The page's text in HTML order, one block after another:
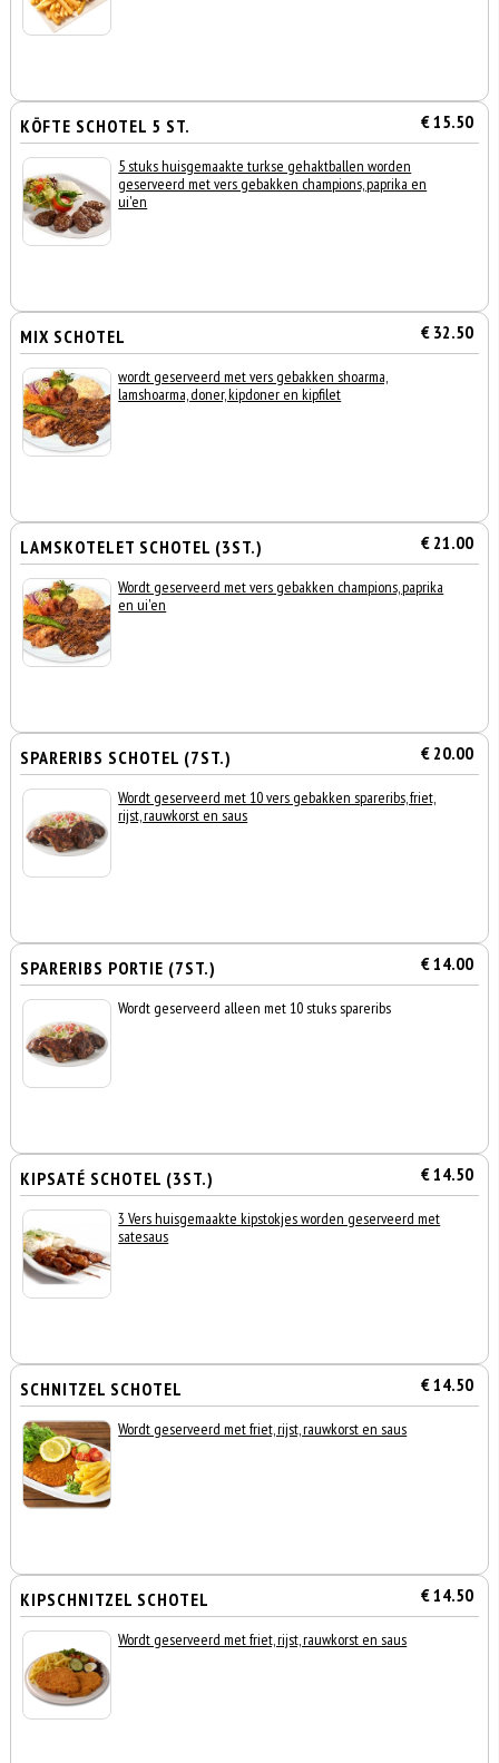
KÖFTE SCHOTEL 5 ST. € 15.50
5 stuks huisgemaakte turkse gehaktballen worden
geserveerd met vers gebakken champions, paprika en
ui'en
MIX SCHOTEL € 32.50
wordt geserveerd met vers gebakken shoarma,
lamshoarma, doner, kipdoner en kipfilet
LAMSKOTELET SCHOTEL (3ST.) € 21.00
Wordt geserveerd met vers gebakken champions, paprika
en ui'en
SPARERIBS SCHOTEL (7ST.) € 20.00
Wordt geserveerd met 10 vers gebakken spareribs, friet,
rijst, rauwkorst en saus
SPARERIBS PORTIE (7ST.) € 14.00
Wordt geserveerd alleen met 10 stuks spareribs
KIPSATÉ SCHOTEL (3ST.) € 14.50
3 Vers huisgemaakte kipstokjes worden geserveerd met
satesaus
SCHNITZEL SCHOTEL € 14.50
Wordt geserveerd met friet, rijst, rauwkorst en saus
KIPSCHNITZEL SCHOTEL € 14.50
Wordt geserveerd met friet, rijst, rauwkorst en saus